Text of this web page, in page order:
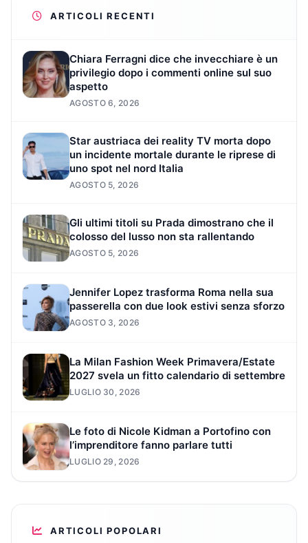
ARTICOLI RECENTI
Chiara Ferragni dice che invecchiare è un
privilegio dopo i commenti online sul suo
aspetto
AGOSTO 6, 2026
Star austriaca dei reality TV morta dopo
un incidente mortale durante le riprese di
uno spot nel nord Italia
AGOSTO 5, 2026
Gli ultimi titoli su Prada dimostrano che il
colosso del lusso non sta rallentando
AGOSTO 5, 2026
Jennifer Lopez trasforma Roma nella sua
passerella con due look estivi senza sforzo
AGOSTO 3, 2026
La Milan Fashion Week Primavera/Estate
2027 svela un fitto calendario di settembre
LUGLIO 30, 2026
Le foto di Nicole Kidman a Portofino con
l’imprenditore fanno parlare tutti
LUGLIO 29, 2026
ARTICOLI POPOLARI